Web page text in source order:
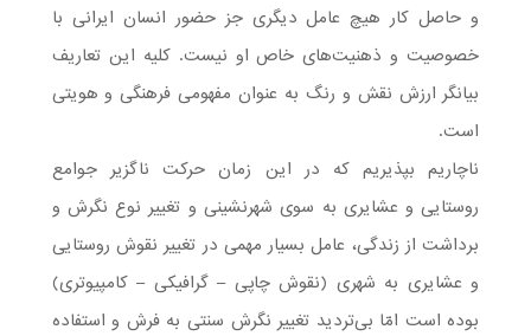
و حاصل کار هیچ عامل دیگری جز حضور انسان ایرانی با
خصوصیت و ذهنیت‌های خاص او نیست. کلیه این تعاریف
بیانگر ارزش نقش و رنگ به عنوان مفهومی فرهنگی و هویتی
است.
ناچاریم بپذیریم که در این زمان حرکت ناگزیر جوامع
روستایی و عشایری به سوی شهرنشینی و تغییر نوع نگرش و
برداشت از زندگی، عامل بسیار مهمی در تغییر نقوش روستایی
و عشایری به شهری (نقوش چاپی – گرافیکی – کامپیوتری)
بوده است امّا بی‌تردید تغییر نگرش سنتی به فرش و استفاده